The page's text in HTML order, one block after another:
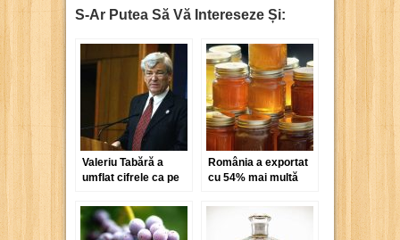
S-Ar Putea Să Vă Intereseze Și:
Valeriu Tabără a
umflat cifrele ca pe
Ceaușescu
România a exportat
cu 54% mai multă
semestru al acestui